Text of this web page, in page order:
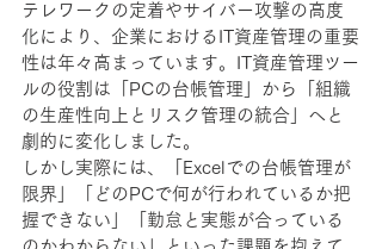
テレワークの定着やサイバー攻撃の高度
化により、企業におけるIT資産管理の重要
性は年々高まっています。IT資産管理ツー
ルの役割は「PCの台帳管理」から「組織
の生産性向上とリスク管理の統合」へと
劇的に変化しました。
しかし実際には、「Excelでの台帳管理が
限界」「どのPCで何が行われているか把
握できない」「勤怠と実態が合っている